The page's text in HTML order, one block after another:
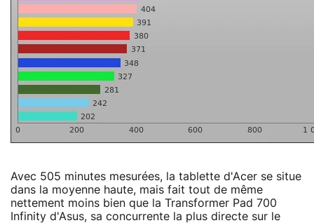
Avec 505 minutes mesurées, la tablette d'Acer se situe
dans la moyenne haute, mais fait tout de même
nettement moins bien que la Transformer Pad 700
Infinity d'Asus, sa concurrente la plus directe sur le